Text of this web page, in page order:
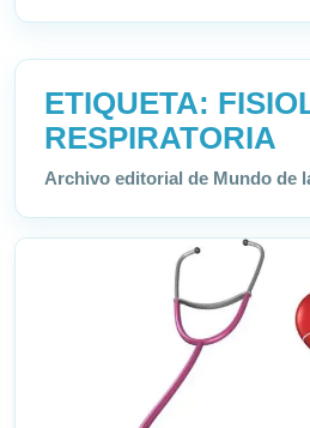
ETIQUETA:
RESPIRATORIA
Archivo editorial de Mundo de